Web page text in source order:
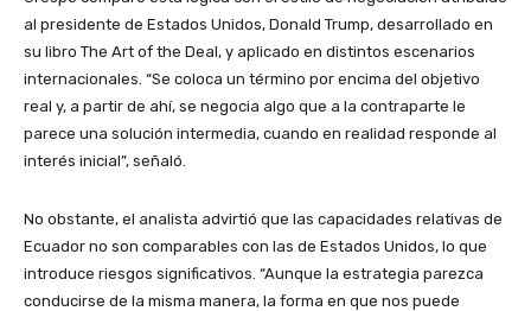
al presidente de Estados Unidos, Donald Trump, desarrollado en
su libro The Art of the Deal, y aplicado en distintos escenarios
internacionales. “Se coloca un término por encima del objetivo
real y, a partir de ahí, se negocia algo que a la contraparte le
parece una solución intermedia, cuando en realidad responde al
interés inicial”, señaló.
No obstante, el analista advirtió que las capacidades relativas de
Ecuador no son comparables con las de Estados Unidos, lo que
introduce riesgos significativos. “Aunque la estrategia parezca
conducirse de la misma manera, la forma en que nos puede